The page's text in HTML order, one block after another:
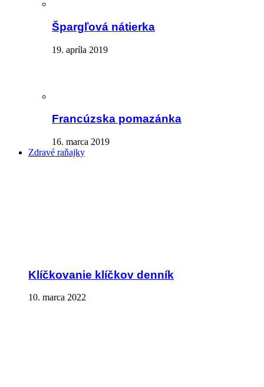
Špargľová nátierka
19. apríla 2019
Francúzska pomazánka
16. marca 2019
Zdravé raňajky
Klíčkovanie klíčkov denník
10. marca 2022